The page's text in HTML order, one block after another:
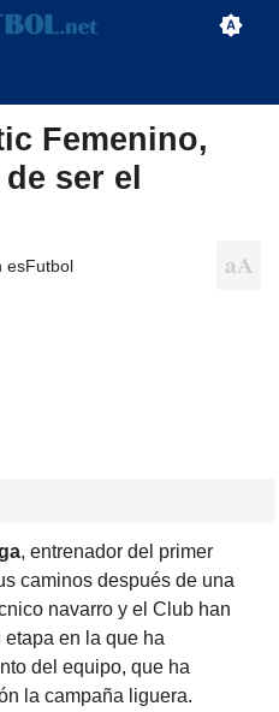
Femenino,
ser el
esFutbol
, entrenador del primer
caminos después de una
navarro y el Club han
en la que ha
del equipo, que ha
la campaña liguera.